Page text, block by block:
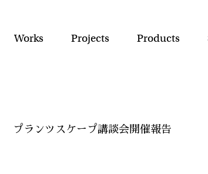
Works Projects Products
プランツスケープ講談会開催報告